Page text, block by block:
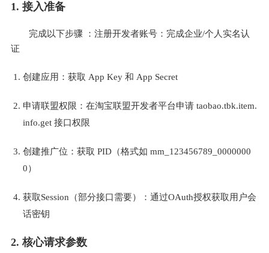
1. 接入准备
完成以下步骤 ：注册开发者账号：完成企业/个人实名认
证
创建应用：获取 App Key 和 App Secret
申请联盟权限：在淘宝联盟开发者平台申请 taobao.tbk.item.
info.get 接口权限
创建推广位：获取 PID（格式如 mm_123456789_0000000
0）
获取Session（部分接口需要）：通过OAuth授权获取用户会
话密钥
2. 核心请求参数